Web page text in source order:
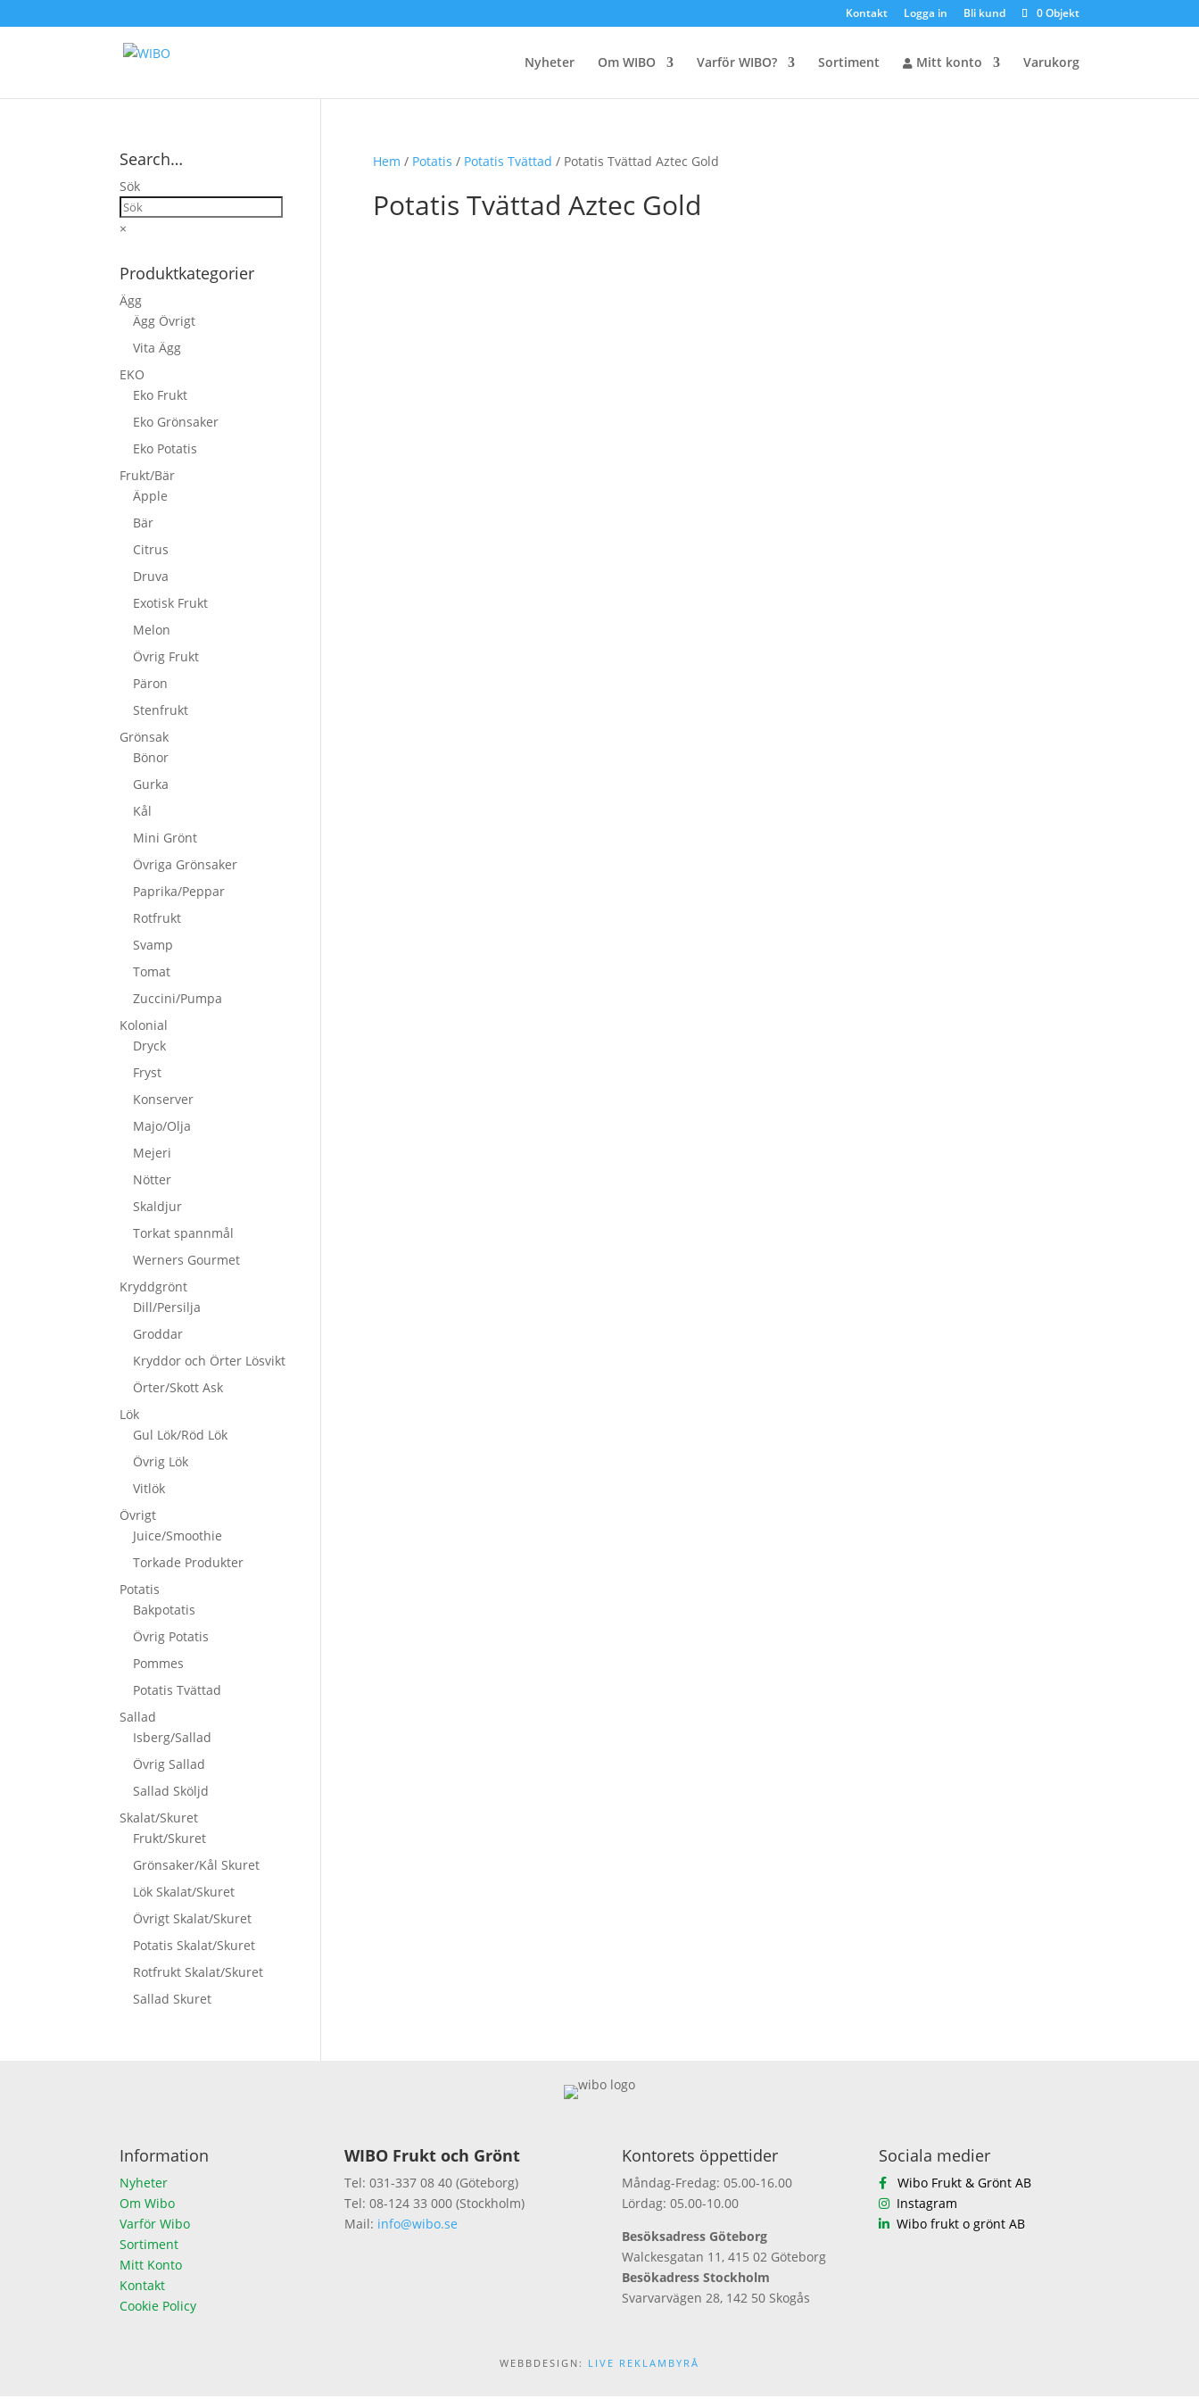
Kontakt Logga in Bli kund 0 Objekt
Nyheter Om WIBO Varför WIBO? Sortiment Mitt konto Varukorg
Hem / Potatis / Potatis Tvättad / Potatis Tvättad Aztec Gold
Potatis Tvättad Aztec Gold
Search…
Sök
×
Produktkategorier
Ägg
Ägg Övrigt
Vita Ägg
EKO
Eko Frukt
Eko Grönsaker
Eko Potatis
Frukt/Bär
Äpple
Bär
Citrus
Druva
Exotisk Frukt
Melon
Övrig Frukt
Päron
Stenfrukt
Grönsak
Bönor
Gurka
Kål
Mini Grönt
Övriga Grönsaker
Paprika/Peppar
Rotfrukt
Svamp
Tomat
Zuccini/Pumpa
Kolonial
Dryck
Fryst
Konserver
Majo/Olja
Mejeri
Nötter
Skaldjur
Torkat spannmål
Werners Gourmet
Kryddgrönt
Dill/Persilja
Groddar
Kryddor och Örter Lösvikt
Örter/Skott Ask
Lök
Gul Lök/Röd Lök
Övrig Lök
Vitlök
Övrigt
Juice/Smoothie
Torkade Produkter
Potatis
Bakpotatis
Övrig Potatis
Pommes
Potatis Tvättad
Sallad
Isberg/Sallad
Övrig Sallad
Sallad Sköljd
Skalat/Skuret
Frukt/Skuret
Grönsaker/Kål Skuret
Lök Skalat/Skuret
Övrigt Skalat/Skuret
Potatis Skalat/Skuret
Rotfrukt Skalat/Skuret
Sallad Skuret
Information
Nyheter
Om Wibo
Varför Wibo
Sortiment
Mitt Konto
Kontakt
Cookie Policy
WIBO Frukt och Grönt
Tel: 031-337 08 40 (Göteborg)
Tel: 08-124 33 000 (Stockholm)
Mail: info@wibo.se
Kontorets öppettider
Måndag-Fredag: 05.00-16.00
Lördag: 05.00-10.00
Besöksadress Göteborg
Walckesgatan 11, 415 02 Göteborg
Besökadress Stockholm
Svarvarvägen 28, 142 50 Skogås
Sociala medier
Wibo Frukt & Grönt AB
Instagram
Wibo frukt o grönt AB
WEBBDESIGN: LIVE REKLAMBYRÅ